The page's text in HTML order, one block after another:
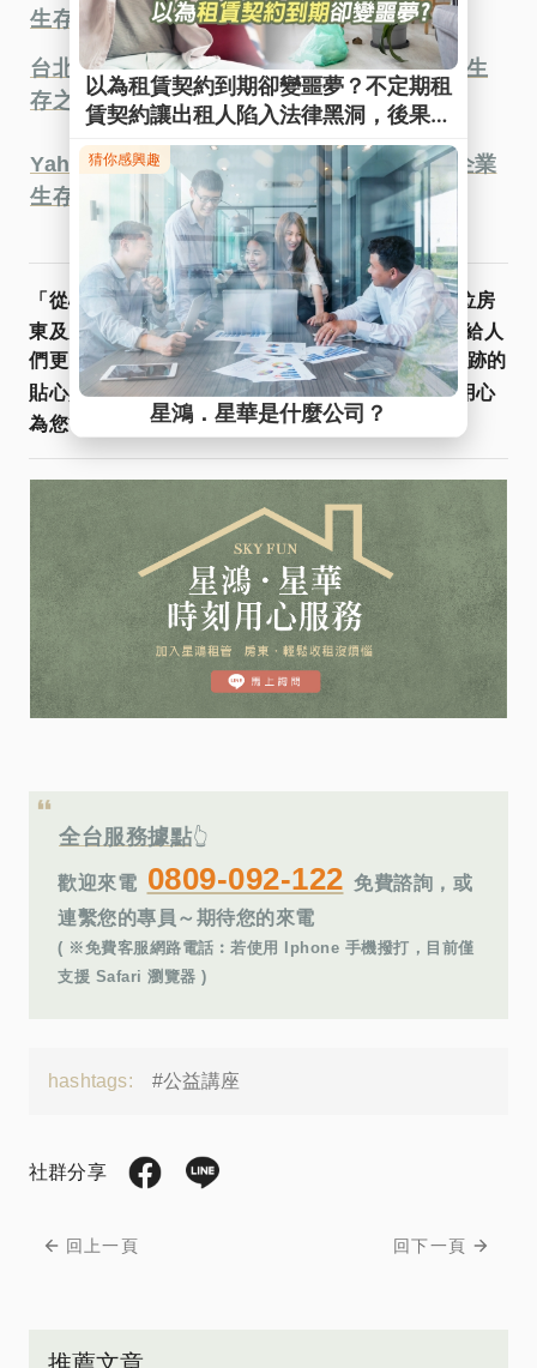
生存之道
台北郵報 新北市租賃公會講座:揭密中小企業生
存之道
Yahoo!新聞 新北市租賃公會講座:揭密中小企業
生存之道
「從心出發．用心服務」 星鴻租管真誠傾聽每一位房
東及房客的聲音，因為我們深信好的住宅環境能帶給人
們更多的幸福感，服務不是SOP，而是對您不著痕跡的
貼心與用心。快加入Line@諮詢更多資訊，星鴻用心
為您管好宅，找好宅！
全台服務據點👆
歡迎來電 0809-092-122 免費諮詢，或
連繫您的專員～期待您的來電
( ※免費客服網路電話︰若使用 Iphone 手機撥打，目前僅
支援 Safari 瀏覽器 )
hashtags: #公益講座
社群分享
回上一頁 回下一頁